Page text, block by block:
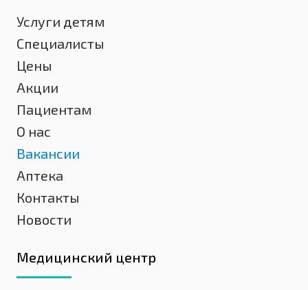
Услуги детям
Специалисты
Цены
Акции
Пациентам
О нас
Вакансии
Аптека
Контакты
Новости
Медицинский центр